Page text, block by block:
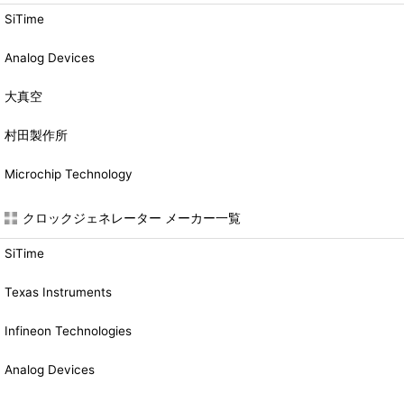
SiTime
Analog Devices
大真空
村田製作所
Microchip Technology
クロックジェネレーター メーカー一覧
SiTime
Texas Instruments
Infineon Technologies
Analog Devices